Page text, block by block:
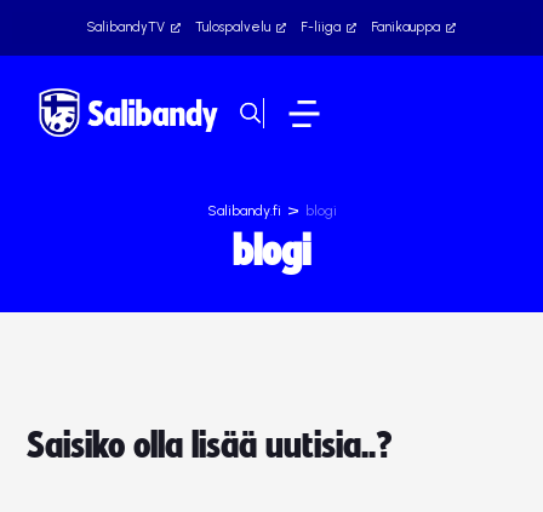
SalibandyTV Tulospalvelu F-liiga Fanikauppa
Salibandy.fi > blogi
blogi
Saisiko olla lisää uutisia..?